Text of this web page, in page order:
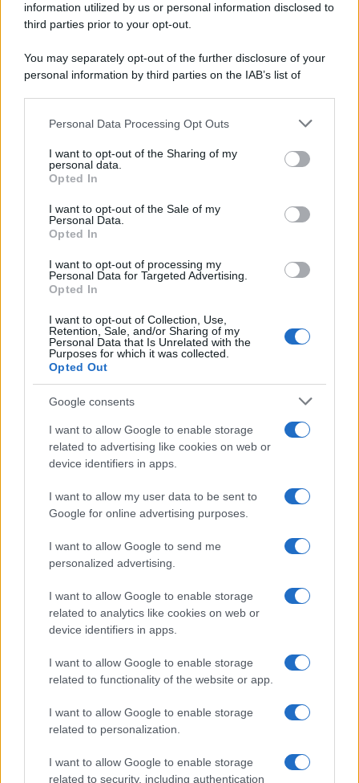
information utilized by us or personal information disclosed to
third parties prior to your opt-out.
You may separately opt-out of the further disclosure of your
personal information by third parties on the IAB’s list of
This information may also be disclosed by us to third parties
disclose it to other third parties.
Please note that this website/app uses one or more Google
services and may gather and store information including but
not limited to your visit or usage behaviour. You may click to
grant or deny consent to Google and its third-party tags to
consent section.
Personal Data Processing Opt Outs
I want to opt-out of the Sharing of my
personal data.
Opted In
I want to opt-out of the Sale of my
Personal Data.
Opted In
I want to opt-out of processing my
Personal Data for Targeted Advertising.
Opted In
I want to opt-out of Collection, Use,
Retention, Sale, and/or Sharing of my
Personal Data that Is Unrelated with the
Purposes for which it was collected.
Opted Out
Google consents
I want to allow Google to enable storage
related to advertising like cookies on web or
device identifiers in apps.
I want to allow my user data to be sent to
Google for online advertising purposes.
I want to allow Google to send me
personalized advertising.
I want to allow Google to enable storage
related to analytics like cookies on web or
device identifiers in apps.
I want to allow Google to enable storage
related to functionality of the website or app.
I want to allow Google to enable storage
related to personalization.
I want to allow Google to enable storage
related to security, including authentication
FRASI
Frasi celebri
Frasi da condividere
Poesie
FILM
Frasi dei film
Frasi film più lette
Incipit dei film
Film più cercati
Frasi sul cinema
SERVIZI
Mappa del sito
Cookie Policy
Frasi suddivise per tema
Indice degli autori
Aforismi .meglio.it è l'archivio web dedicato a frasi,